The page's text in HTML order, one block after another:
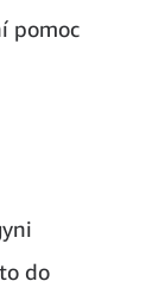
pomoc
do